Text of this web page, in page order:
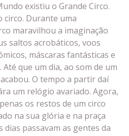
existiu o Grande Circo.
circo. Durante uma
maravilhou a imaginação
saltos acrobáticos, voos
máscaras fantásticas e
que um dia, ao som de um
O tempo a partir daí
um relógio avariado. Agora,
os restos de um circo
na sua glória e na praça
passavam as gentes da